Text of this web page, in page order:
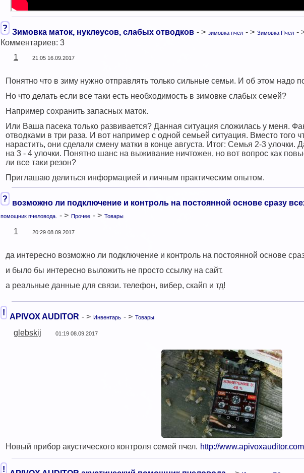
? Зимовка маток, нуклеусов, слабых отводков - > зимовка пчел - > Зимовка Пчел -
Комментариев: 3
1
21:05 16.09.2017
Понятно что в зиму нужно отправлять только сильные семьи. И об этом надо
Но что делать если все таки есть необходимость в зимовке слабых семей?
Например сохранить запасных маток.
Или Ваша пасека только развивается? Данная ситуация сложилась у меня.
отводками в три раза. И вот например с одной семьей ситуация. Вместо того
нарастить, они сделали смену матки в конце августа. Итог: Семья 2-3 улочки.
на 3 - 4 улочки. Понятно шанс на выживание ничтожен, но вот вопрос как
ли все таки резон?
Приглашаю делиться информацией и личным практическим опытом.
? возможно ли подключение и контроль на постоянной основе сразу
помощник пчеловода. - > Прочее - > Товары
1 20:29 08.09.2017
да интересно возможно ли подключение и контроль на постоянной основе
и было бы интересно выложить не просто ссылку на сайт.
а реальные данные для связи. телефон, вибер, скайп и тд!
! APIVOX AUDITOR - > Инвентарь - > Товары
glebskij 01:19 08.09.2017
Новый прибор акустического контроля семей пчел. http://
!